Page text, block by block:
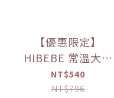
【優惠限定】
HIBEBE 常溫大寶
寶粥系列 雙花豬肉
粥/蓮藕雞肉粥/栗子
NT$540
NT$796